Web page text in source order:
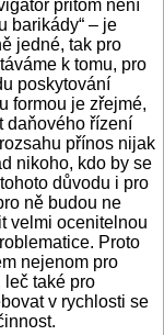
přitom není
barikády“ – je
jedné, tak pro
k tomu, pro
poskytování
formou je zřejmé,
daňového řízení
přínos nijak
nikoho, kdo by se
důvodu i pro
ně budou ne
velmi ocenitelnou
Proto
nejenom pro
leč také pro
v rychlosti se